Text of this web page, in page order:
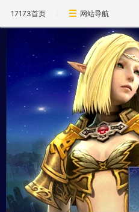
17173首页 网站导航